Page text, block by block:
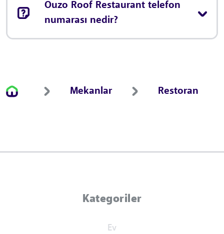
Ouzo Roof Restaurant telefon
numarası nedir?
Mekanlar Restoran
Kategoriler
Ev